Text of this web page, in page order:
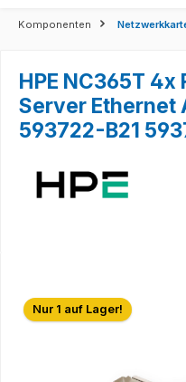
Komponenten
HPE NC365T 4x
Server Ethernet
593722-B21
Bildergalerie überspringen
Nur 1 auf Lager!